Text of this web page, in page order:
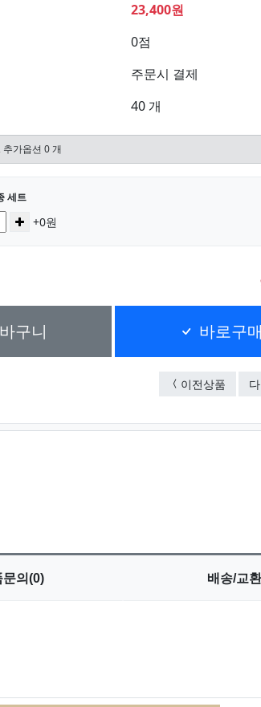
23,400원
0점
주문시 결제
40 개
가옵션 0 개
세트
증가+0원
구니 바로구매
이전상품 엔젤
문의(0) 배송/교환